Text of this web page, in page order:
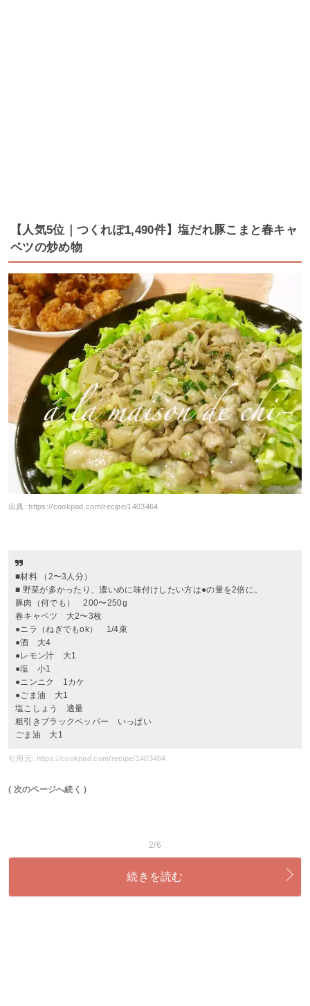
【人気5位｜つくれぽ1,490件】塩だれ豚こまと春キャ
ベツの炒め物
出典:https://cookpad.com/recipe/1403464
■材料 （2〜3人分）
■ 野菜が多かったり、濃いめに味付けしたい方は●の量を2倍に。
豚肉（何でも） 200〜250g
春キャベツ 大2〜3枚
●ニラ（ねぎでもok） 1/4束
●酒 大4
●レモン汁 大1
●塩 小1
●ニンニク 1カケ
●ごま油 大1
塩こしょう 適量
粗引きブラックペッパー いっぱい
ごま油 大1
引用元: https://cookpad.com/recipe/1403464
( 次のページへ続く )
2/6
続きを読む